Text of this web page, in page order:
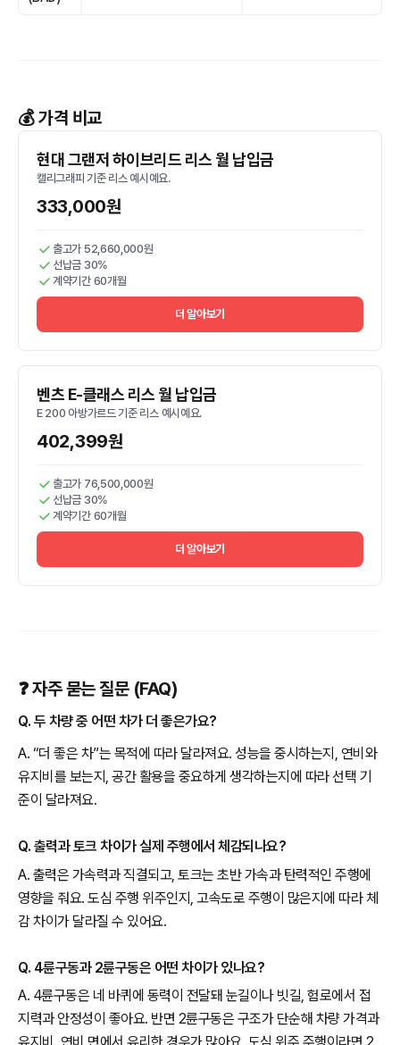
💰 가격 비교
현대 그랜저 하이브리드 리스 월 납입금
캘리그래피 기준 리스 예시예요.
333,000원
출고가 52,660,000원
선납금 30%
계약기간 60개월
더 알아보기
벤츠 E-클래스 리스 월 납입금
E 200 아방가르드 기준 리스 예시예요.
402,399원
출고가 76,500,000원
선납금 30%
계약기간 60개월
더 알아보기
❓ 자주 묻는 질문 (FAQ)
Q. 두 차량 중 어떤 차가 더 좋은가요?
A. “더 좋은 차”는 목적에 따라 달라져요. 성능을 중시하는지, 연비와
유지비를 보는지, 공간 활용을 중요하게 생각하는지에 따라 선택 기
준이 달라져요.
Q. 출력과 토크 차이가 실제 주행에서 체감되나요?
A. 출력은 가속력과 직결되고, 토크는 초반 가속과 탄력적인 주행에
영향을 줘요. 도심 주행 위주인지, 고속도로 주행이 많은지에 따라 체
감 차이가 달라질 수 있어요.
Q. 4륜구동과 2륜구동은 어떤 차이가 있나요?
A. 4륜구동은 네 바퀴에 동력이 전달돼 눈길이나 빗길, 험로에서 접
지력과 안정성이 좋아요. 반면 2륜구동은 구조가 단순해 차량 가격과